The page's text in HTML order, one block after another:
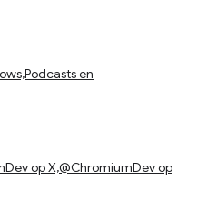
en
op X,@ChromiumDev op